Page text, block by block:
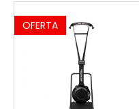
OFERTA